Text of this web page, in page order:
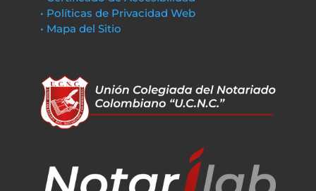
• Políticas de Privacidad Web
• Mapa del Sitio